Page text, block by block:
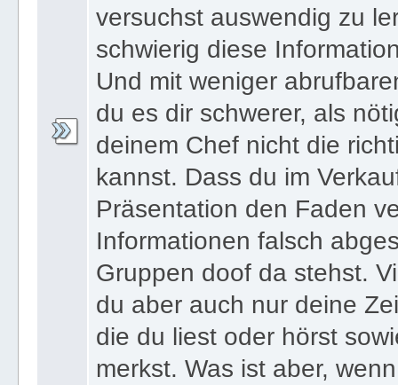
versuchst auswendig zu
schwierig diese
Und mit weniger
du es dir schwerer, als
deinem Chef nicht die
kannst. Dass du im
Präsentation den Faden
Informationen falsch
Gruppen doof da stehst.
du aber auch nur deine
die du liest oder hörst
merkst. Was ist aber,